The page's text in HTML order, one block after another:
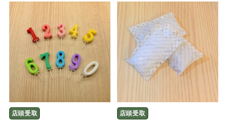
店頭受取 店頭受取